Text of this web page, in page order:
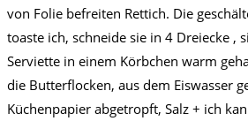
von Folie befreiten Rettich. Die
toaste ich, schneide sie in 4 Dreiecke ,
Serviette in einem Körbchen warm
die Butterflocken, aus dem Eiswasser
Küchenpapier abgetropft, Salz + ich